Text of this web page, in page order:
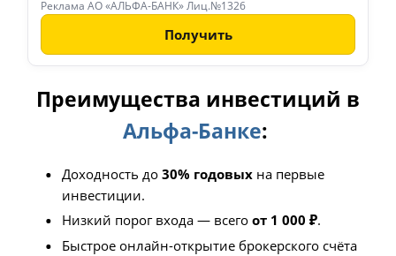
Реклама АО «АЛЬФА-БАНК» Лиц.№1326
Получить
Преимущества инвестиций в
Альфа-Банке:
Доходность до 30% годовыхна первые
инвестиции.
Низкий порог входа — всего от 1 000 ₽.
Быстрое онлайн-открытие брокерского счёта